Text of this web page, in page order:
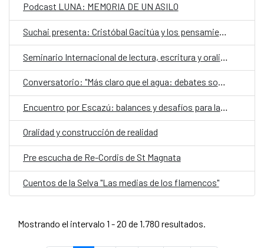
Podcast LUNA: MEMORIA DE UN ASILO
Suchai presenta: Cristóbal Gacitúa y los pensamientos ajenos
Conversatorio: "Más claro que el agua: debates sobre el futuro de los territorios hidrosociales del Aconcagua y El Maipo"
Encuentro por Escazú: balances y desafíos para la democracia ambiental en Chile
Oralidad y construcción de realidad
Pre escucha de Re-Cordis de St Magnata
Cuentos de la Selva "Las medias de los flamencos"
Mostrando el intervalo 1 - 20 de 1.780 resultados.